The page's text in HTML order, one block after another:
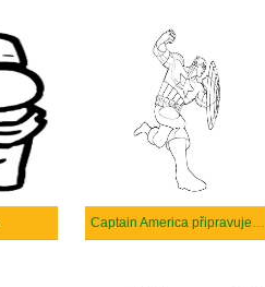
Captain America připravuje punč